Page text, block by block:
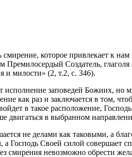
смирение, которое привлекает к
Премилосердый Создатель,
и милости» (2, т.2, с. 346).
заповедей Божиих, но
как раз и заключается в том,
в такое расположение,
в выбранном
не делами как таковыми, а
а Господь Своей силой совершает
смирения невозможно обрести